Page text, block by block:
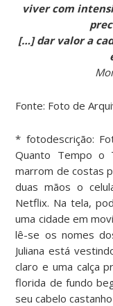
viver com
[…] dar valor a
Fonte: Foto de
* fotodescrição:
Quanto Tempo o
marrom de costas
duas mãos o
Netflix. Na tela,
uma cidade em
lê-se os nomes
Juliana está
claro e uma calça
florida de fundo
seu cabelo